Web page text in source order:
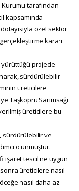
Kurumu tarafından
kapsamında
özel sektör
kararı
yürüttüğü projede
sürdürülebilir
üreticilere
Taşköprü Sarımsağı
üreticilere bu
sürdürülebilir ve
olunmuştur.
işaret tesciline uygun
üreticilere nasıl
nasıl daha az